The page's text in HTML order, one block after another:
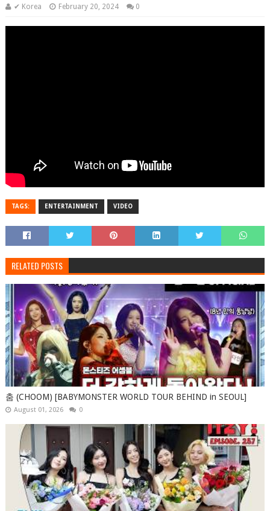
✔ Korea February 20, 2024 0
TAGS: ENTERTAINMENT VIDEO
RELATED POSTS
춤 (CHOOM) [BABYMONSTER WORLD TOUR BEHIND in SEOUL]
August 01, 2026 0